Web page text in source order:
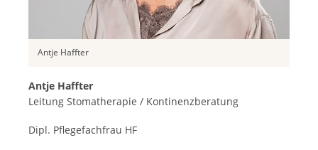
Antje Haffter
Antje Haffter
Leitung Stomatherapie / Kontinenzberatung
Dipl. Pflegefachfrau HF